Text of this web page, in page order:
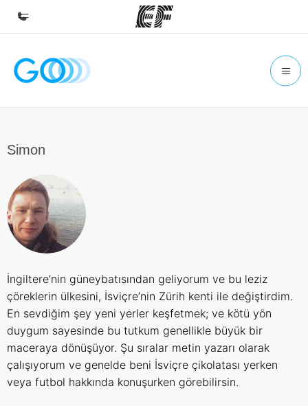
Ana Sayfa
Size yakın bir EF ofisi bulun
Hakkımızda
Biz kimiz?
Ekibimize katılın
Simon
İngiltere’nin güneybatısından geliyorum ve bu leziz
çöreklerin ülkesini, İsviçre’nin Zürih kenti ile değiştirdim.
En sevdiğim şey yeni yerler keşfetmek; ve kötü yön
duygum sayesinde bu tutkum genellikle büyük bir
maceraya dönüşüyor. Şu sıralar metin yazarı olarak
çalışıyorum ve genelde beni İsviçre çikolatası yerken
veya futbol hakkında konuşurken görebilirsin.